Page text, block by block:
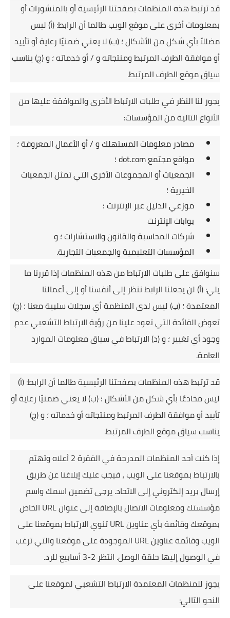
قد ترتبط هذه المنظمات بصفحتنا الرئيسية أو بالمنشورات أو
بمعلومات أخرى على موقع الويب طالما أن الرابط: (أ) ليس
مضللاً بأي شكل من الأشكال ؛(ب) لا يعني ضمنيًا رعاية أو تأييد
أو موافقة الطرف المرتبط ومنتجاته و / أو خدماته ؛ و (ج) يناسب
سياق موقع الطرف المرتبط.
يجوز لنا النظر في طلبات الارتباط الأخرى والموافقة عليها من
الأنواع التالية من المؤسسات:
مصادر معلومات المستهلك و / أو الأعمال المعروفة ؛
مواقع مجتمع dot.com ؛
الجمعيات أو المجموعات الأخرى التي تمثل الجمعيات
الخيرية ؛
موزعي الدليل عبر الإنترنت ؛
بوابات الإنترنت
شركات المحاسبة والقانون والاستشارات ؛و
المؤسسات التعليمية والجمعيات التجارية.
سنوافق على طلبات الارتباط من هذه المنظمات إذا قررنا ما
يلي: (أ) لن يجعلنا الرابط ننظر إلى أنفسنا أو إلى أعمالنا
المعتمدة ؛(ب) ليس لدى المنظمة أي سجلات سلبية معنا ؛(ج)
تعوض الفائدة التي تعود علينا من رؤية الارتباط التشعبي عدم
وجود أي تغيير ؛ و (د) الارتباط في سياق معلومات الموارد
العامة.
قد ترتبط هذه المنظمات بصفحتنا الرئيسية طالما أن الرابط: (أ)
ليس مخادعًا بأي شكل من الأشكال ؛(ب) لا يعني ضمنيًا رعاية أو
تأييد أو موافقة الطرف المرتبط ومنتجاته أو خدماته ؛ و (ج)
يناسب سياق موقع الطرف المرتبط.
إذا كنت أحد المنظمات المدرجة في الفقرة 2 أعلاه وتهتم
بالارتباط بموقعنا على الويب ، فيجب عليك إبلاغنا عن طريق
إرسال بريد إلكتروني إلى الاتحاد.يرجى تضمين اسمك واسم
مؤسستك ومعلومات الاتصال بالإضافة إلى عنوان URL الخاص
بموقعك وقائمة بأي عناوين URL تنوي الارتباط بموقعنا على
الويب وقائمة عناوين URL الموجودة على موقعنا والتي ترغب
في الوصول إليها حلقة الوصل. انتظر 2-3 أسابيع للرد.
يجوز للمنظمات المعتمدة الارتباط التشعبي لموقعنا على
النحو التالي: